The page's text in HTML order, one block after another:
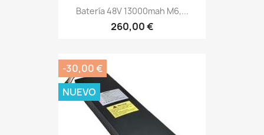
Batería 48V 13000mah M6,...
260,00 €
-30,00 €
NUEVO